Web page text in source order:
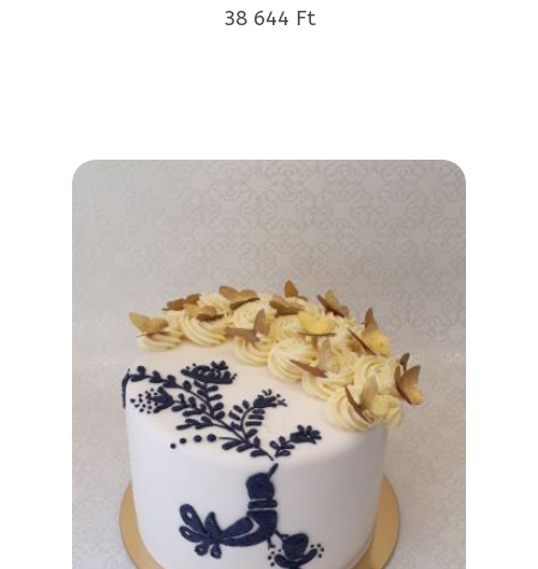
38 644 Ft